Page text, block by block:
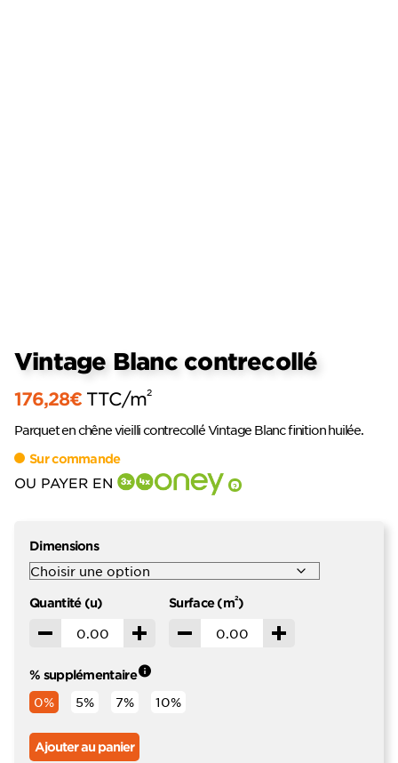
Vintage Blanc contrecollé
176,28€ TTC/m2
Parquet en chêne vieilli contrecollé Vintage Blanc finition huilée.
Sur commande
OU PAYER EN ?
Dimensions
Quantité (u)
Décrémenter Incrémenter
Surface (m2)
Décrémenter Incrémenter
% supplémentaire
0% 5% 7% 10%
Ajouter au panier